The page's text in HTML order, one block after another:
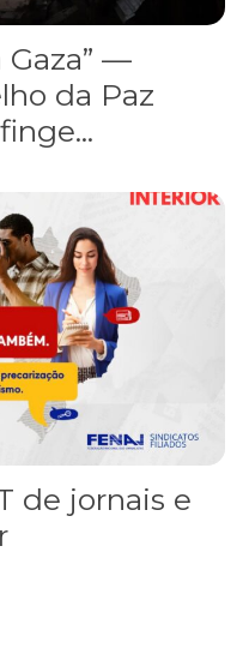
Gaza” —
da Paz
do interior
de jornais e